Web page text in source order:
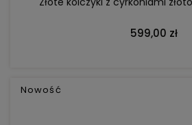
599,00 zł
Nowość